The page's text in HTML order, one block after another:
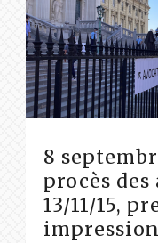
8
procès
13/11/15,